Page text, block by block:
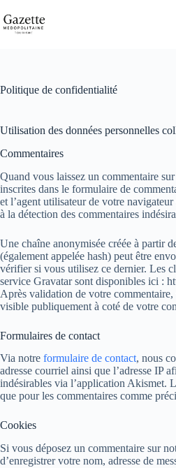
au
contenu
Politique de confidentialité
Utilisation des données personnelles
Commentaires
Quand vous laissez un commentaire
inscrites dans le formulaire de
et l’agent utilisateur de votre
à la détection des commentaires
Une chaîne anonymisée créée à partir
(également appelée hash) peut être
vérifier si vous utilisez ce dernier. Les
service Gravatar sont disponibles ici :
Après validation de votre
visible publiquement à coté de votre
Formulaires de contact
Via notre formulaire de contact, nous
adresse courriel ainsi que l’adresse IP
indésirables via l’application Akismet.
que pour les commentaires comme
Cookies
Si vous déposez un commentaire sur
d’enregistrer votre nom, adresse de